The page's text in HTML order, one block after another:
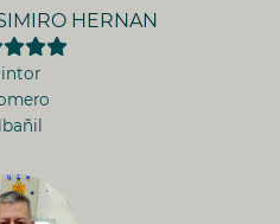
HERNAN